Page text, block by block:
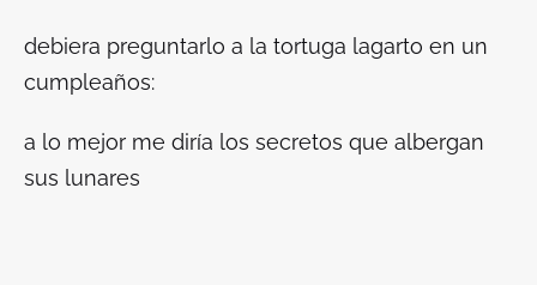
debiera preguntarlo a la tortuga lagarto en un
cumpleaños:
a lo mejor me diría los secretos que albergan
sus lunares